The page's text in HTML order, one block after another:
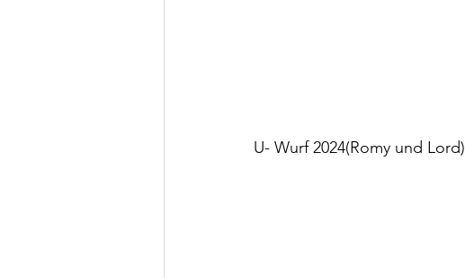
U- Wurf 2024(Romy und Lord)